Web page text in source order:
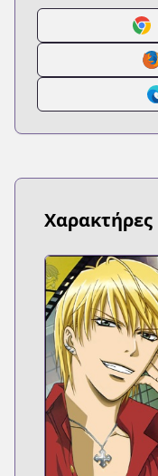
Χαρακτήρες